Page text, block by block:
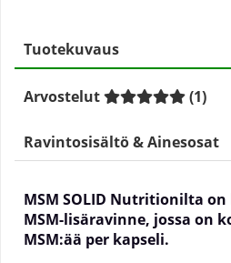
Tuotekuvaus
Arvostelut (1)
Ravintosisältö & Ainesosat
MSM SOLID Nutritionilta
MSM-lisäravinne, jossa on
MSM:ää per kapseli.